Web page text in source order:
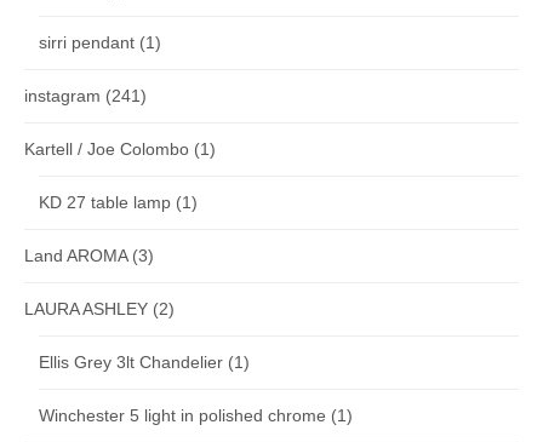
sirri pendant (1)
instagram (241)
Kartell / Joe Colombo (1)
KD 27 table lamp (1)
Land AROMA(3)
LAURA ASHLEY (2)
Ellis Grey 3lt Chandelier (1)
Winchester 5 light in polished chrome (1)